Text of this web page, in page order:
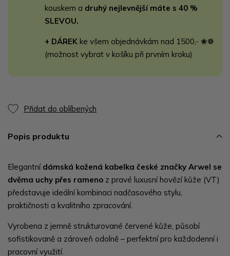
kouskem a druhý nejlevnější máte s 40 %
SLEVOU.
+ DÁREK ke všem objednávkám nad 1500,- ❀❁
(možnost vybrat v košíku při prvním kroku)
Přidat do oblíbených
Popis produktu
Elegantní dámská kožená kabelka české značky Arwel se
dvěma uchy přes rameno z pravé luxusní hovězí kůže (VT)
představuje ideální kombinaci nadčasového stylu,
praktičnosti a kvalitního zpracování.
Vyrobena z jemně strukturované červené kůže, působí
sofistikovaně a zároveň odolně – perfektní pro každodenní i
pracovní využití.